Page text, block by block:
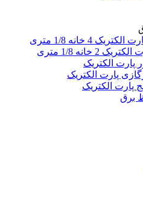
4 خانه 1/8 متری
خانه 1/8 متری
الکتریک
پارت الکتریک
پارت الکتریک
برق